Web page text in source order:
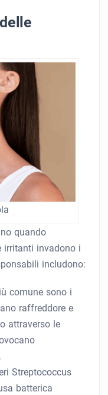
quando
irritanti invadono i
includono:
comune sono i
raffreddore e
attraverso le
Streptococcus
batterica